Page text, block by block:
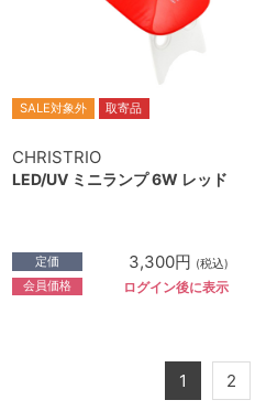
SALE対象外 取寄品
CHRISTRIO
LED/UV ミニランプ 6W レッド
定価 3,300円 (税込)
会員価格 ログイン後に表示
1 2